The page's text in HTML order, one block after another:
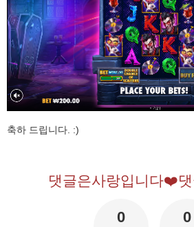
축하 드립니다. :)
댓글은사랑입니다❤️
0 0